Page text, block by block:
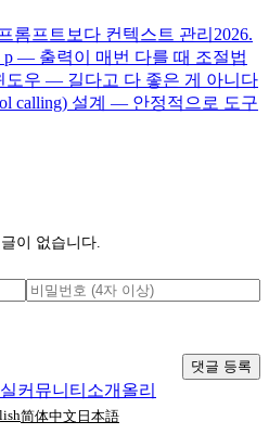
롬프트보다 컨텍스트 관리 2026.
— 출력이 매번 다를 때 조절법
도우 — 길다고 다 좋은 게 아니다
calling) 설계 — 안정적으로 도구
이 없습니다.
댓글 등록
커뮤니티 소개 올리
简体中文 日本語